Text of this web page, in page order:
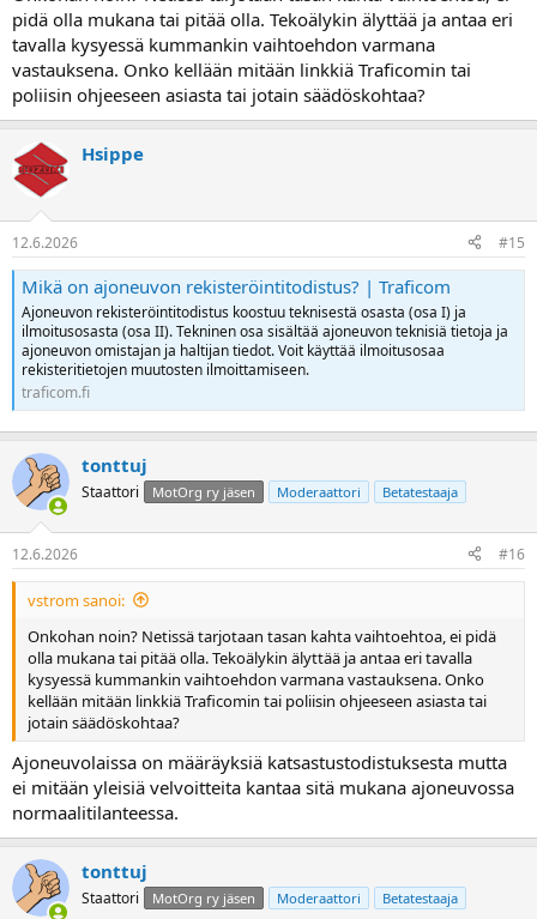
pidä olla mukana tai pitää olla. Tekoälykin älyttää ja antaa eri
tavalla kysyessä kummankin vaihtoehdon varmana
vastauksena. Onko kellään mitään linkkiä Traficomin tai
poliisin ohjeeseen asiasta tai jotain säädöskohtaa?
Hsippe
12.6.2026 #15
Mikä on ajoneuvon rekisteröintitodistus? | Traficom
Ajoneuvon rekisteröintitodistus koostuu teknisestä osasta (osa I) ja
ilmoitusosasta (osa II). Tekninen osa sisältää ajoneuvon teknisiä tietoja ja
ajoneuvon omistajan ja haltijan tiedot. Voit käyttää ilmoitusosaa
rekisteritietojen muutosten ilmoittamiseen.
traficom.fi
tonttuj
Staattori MotOrg ry jäsen Moderaattori Betatestaaja
12.6.2026 #16
vstrom sanoi:
Onkohan noin? Netissä tarjotaan tasan kahta vaihtoehtoa, ei pidä
olla mukana tai pitää olla. Tekoälykin älyttää ja antaa eri tavalla
kysyessä kummankin vaihtoehdon varmana vastauksena. Onko
kellään mitään linkkiä Traficomin tai poliisin ohjeeseen asiasta tai
jotain säädöskohtaa?
Ajoneuvolaissa on määräyksiä katsastustodistuksesta mutta
ei mitään yleisiä velvoitteita kantaa sitä mukana ajoneuvossa
normaalitilanteessa.
tonttuj
Staattori MotOrg ry jäsen Moderaattori Betatestaaja